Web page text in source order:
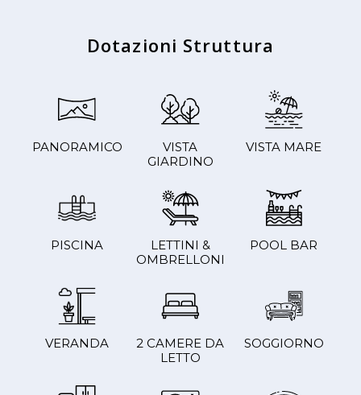
Dotazioni Struttura
PANORAMICO
VISTA
GIARDINO
VISTA MARE
PISCINA
LETTINI &
OMBRELLONI
POOL BAR
VERANDA
2 CAMERE DA
LETTO
SOGGIORNO